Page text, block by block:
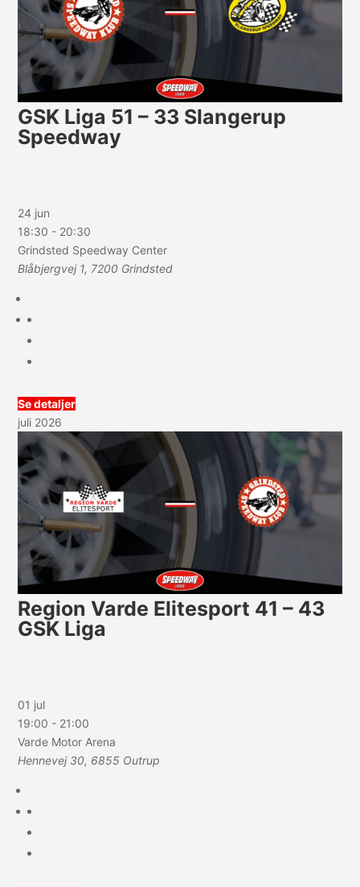
GSK Liga 51 – 33 Slangerup
Speedway
24 jun
18:30 - 20:30
Grindsted Speedway Center
Blåbjergvej 1, 7200 Grindsted
Se detaljer
juli 2026
Region Varde Elitesport 41 – 43
GSK Liga
01 jul
19:00 - 21:00
Varde Motor Arena
Hennevej 30, 6855 Outrup